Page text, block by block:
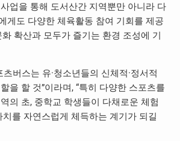
업을 통해 도서산간 지역뿐만 아니라 다
게도 다양한 체육활동 참여 기회를 제공
확산과 모두가 즐기는 환경 조성에 기
버스는 유·청소년들의 신체적·정서적
을 할 것”이라며, “특히 다양한 스포츠를
의 초, 중학교 학생들이 다채로운 체험
를 자연스럽게 체득하는 계기가 되길